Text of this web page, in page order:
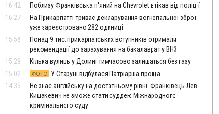
16:42
Поблизу Франківська п'яний на Chevrolet втікав від поліції
16:27
На Прикарпатті триває декларування вогнепальної зброї:
уже зареєстровано 282 одиниці
15:58
Понад 9 тис. прикарпатських вступників отримали
рекомендації до зарахування на бакалаврат у ВНЗ
15:28
Кілька вулиць у Долині тимчасово залишаться без газу
15:02
ФОТО
У Старуні відбулася Патріарша проща
14:35
Не знає англійську на достатньому рівні. Франківець Лев
Кишакевич не зможе стати суддею Міжнародного
кримінального суду